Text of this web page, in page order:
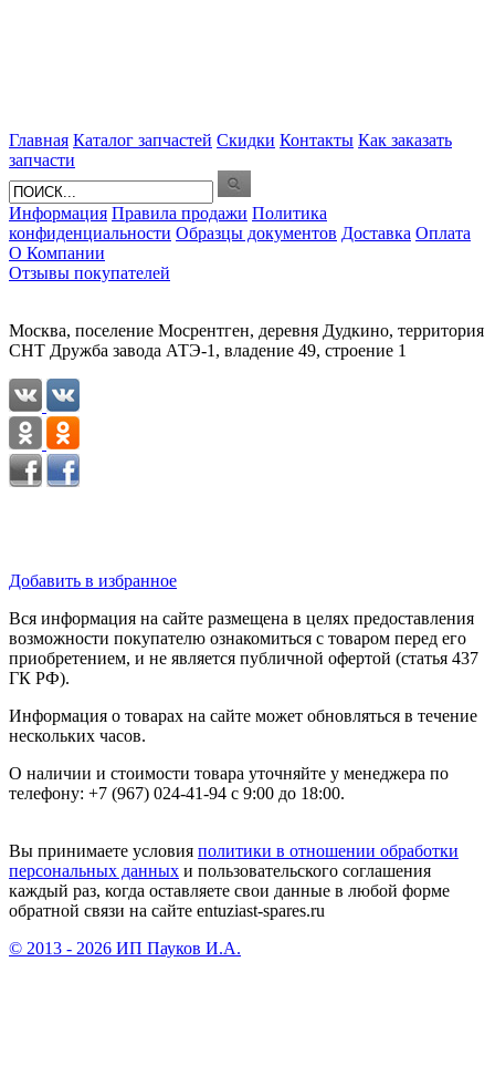
Главная Каталог запчастей Скидки Контакты Как заказать
запчасти
Информация Правила продажи Политика
конфиденциальности Образцы документов Доставка Оплата
О Компании
Отзывы покупателей
Москва, поселение Мосрентген, деревня Дудкино, территория
СНТ Дружба завода АТЭ-1, владение 49, строение 1
Добавить в избранное
Вся информация на сайте размещена в целях предоставления
возможности покупателю ознакомиться с товаром перед его
приобретением, и не является публичной офертой (статья 437
ГК РФ).
Информация о товарах на сайте может обновляться в течение
нескольких часов.
О наличии и стоимости товара уточняйте у менеджера по
телефону: +7 (967) 024-41-94 с 9:00 до 18:00.
Вы принимаете условия политики в отношении обработки
персональных данных и пользовательского соглашения
каждый раз, когда оставляете свои данные в любой форме
обратной связи на сайте entuziast-spares.ru
© 2013 - 2026 ИП Пауков И.А.